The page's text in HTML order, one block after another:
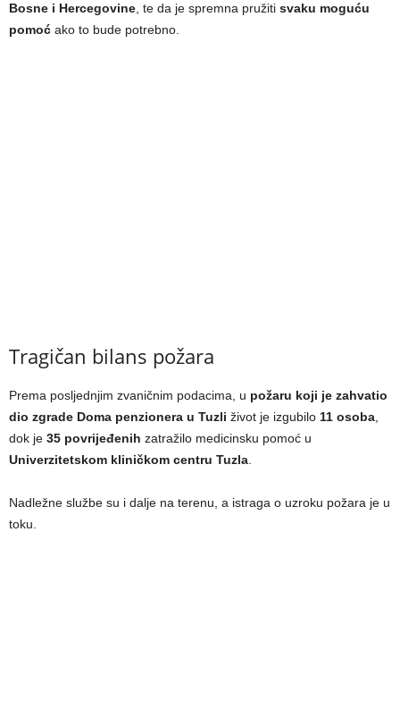
Bosne i Hercegovine , te da je spremna pružiti svaku moguću
pomoć ako to bude potrebno.
Tragičan bilans požara
Prema posljednjim zvaničnim podacima, u požaru koji je zahvatio
dio zgrade Doma penzionera u Tuzli život je izgubilo 11 osoba
dok je 35 povrijeđenih zatražilo medicinsku pomoć u
Univerzitetskom kliničkom centru Tuzla
Nadležne službe su i dalje na terenu, a istraga o uzroku požara je u
toku.